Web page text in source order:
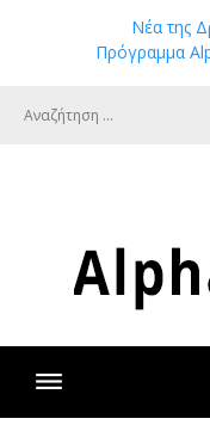
Νέα της
Πρόγραμμα